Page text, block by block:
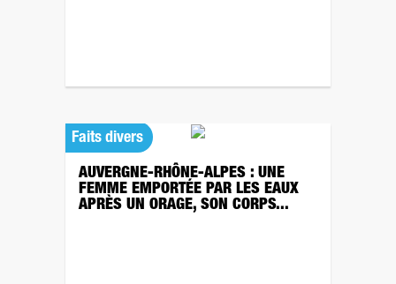
Faits divers
AUVERGNE-RHÔNE-ALPES : UNE
FEMME EMPORTÉE PAR LES EAUX
APRÈS UN ORAGE, SON CORPS...